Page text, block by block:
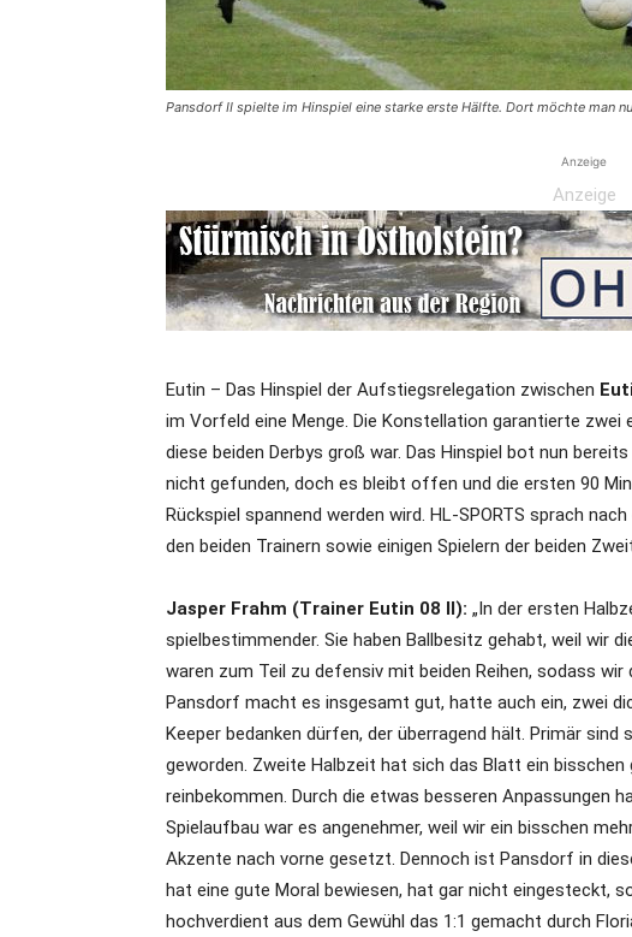
Pansdorf II spielte im Hinspiel eine starke erste Hälfte. Dort möchte man
Anzeige
Anzeige
Eutin – Das Hinspiel der Aufstiegsrelegation zwischen
im Vorfeld eine Menge. Die Konstellation garantierte
diese beiden Derbys groß war. Das Hinspiel bot nun
nicht gefunden, doch es bleibt offen und die ersten 90
Rückspiel spannend werden wird. HL-SPORTS sprach
den beiden Trainern sowie einigen Spielern der beiden
Jasper Frahm (Trainer Eutin 08 II): „In der ersten
spielbestimmender. Sie haben Ballbesitz gehabt, weil wir
waren zum Teil zu defensiv mit beiden Reihen, sodass
Pansdorf macht es insgesamt gut, hatte auch ein, zwei
Keeper bedanken dürfen, der überragend hält. Primär
geworden. Zweite Halbzeit hat sich das Blatt ein bisschen
reinbekommen. Durch die etwas besseren Anpassungen
Spielaufbau war es angenehmer, weil wir ein bisschen
Akzente nach vorne gesetzt. Dennoch ist Pansdorf in
hat eine gute Moral bewiesen, hat gar nicht eingesteckt,
hochverdient aus dem Gewühl das 1:1 gemacht durch